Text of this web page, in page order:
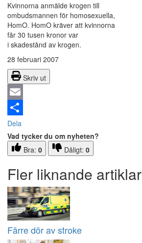
Kvinnorna anmälde krogen till
ombudsmannen för homosexuella,
HomO. HomO kräver att kvinnorna
får 30 tusen kronor var
i skadestånd av krogen.
28 februari 2007
Skriv ut
Email
Dela
Vad tycker du om nyheten?
Bra: 0 Dåligt: 0
Fler liknande artiklar
Färre dör av stroke